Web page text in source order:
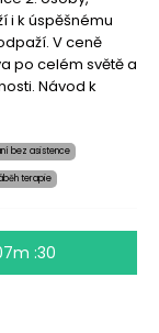
i k úspěšnému
V ceně
po celém světě a
Návod k
bez asistence
terapie
:29